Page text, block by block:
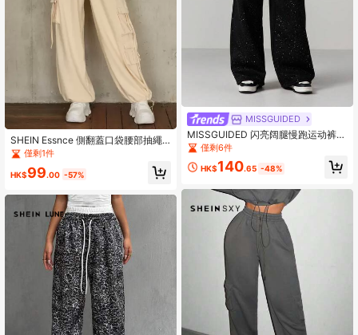
SHEIN Essnce 側翻蓋口袋腰部抽繩
衛褲僅剩1件
HK$99.00 -57%
MISSGUIDED
MISSGUIDED 闪亮阔腿慢跑运动裤，
饰有亮片细节，女士休闲居家服，阔
腿裤款式
僅剩6件
HK$140.65 -48%